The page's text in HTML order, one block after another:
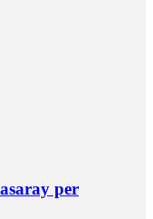
per